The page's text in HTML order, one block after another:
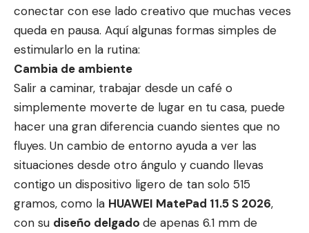
conectar con ese lado creativo que muchas veces
queda en pausa. Aquí algunas formas simples de
estimularlo en la rutina:
Cambia de ambiente
Salir a caminar, trabajar desde un café o
simplemente moverte de lugar en tu casa, puede
hacer una gran diferencia cuando sientes que no
fluyes. Un cambio de entorno ayuda a ver las
situaciones desde otro ángulo y cuando llevas
contigo un dispositivo ligero de tan solo 515
gramos, como la HUAWEI MatePad 11.5 S 2026,
con su diseño delgado de apenas 6.1 mm de